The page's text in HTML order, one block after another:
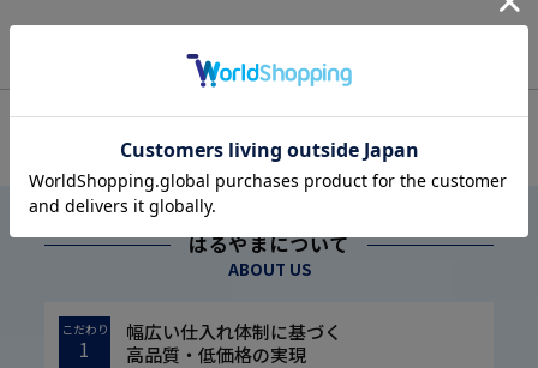
OFFICIAL SNS
はるやまについて
ABOUT US
こだわり
1
幅広い仕入れ体制に基づく
高品質・低価格の実現